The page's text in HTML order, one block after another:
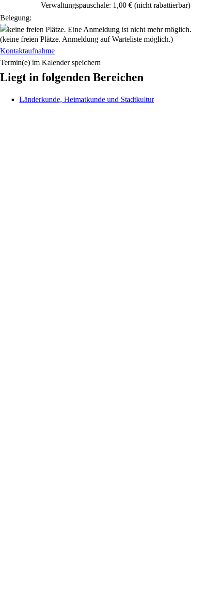
Verwaltungspauschale: 1,00 € (nicht rabattierbar)
Belegung:
(keine freien Plätze. Anmeldung auf Warteliste möglich.)
Kontaktaufnahme
Termin(e) im Kalender speichern
Liegt in folgenden Bereichen
Länderkunde, Heimatkunde und Stadtkultur